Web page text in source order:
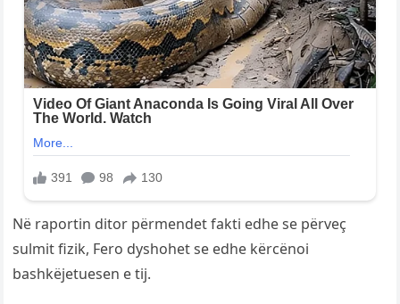
Në raportin ditor përmendet fakti edhe se përveç
sulmit fizik, Fero dyshohet se edhe kërcënoi
bashkëjetuesen e tij.